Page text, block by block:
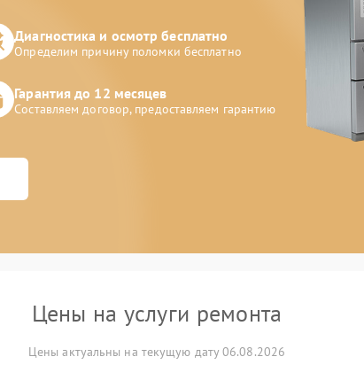
Диагностика и осмотр бесплатно
Определим причину поломки бесплатно
Гарантия до 12 месяцев
Составляем договор, предоставляем гарантию
Цены на услуги ремонта
Цены актуальны на текущую дату 06.08.2026